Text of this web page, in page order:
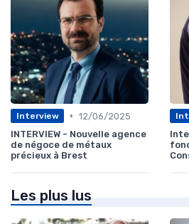
Interview • 12/06/2025
INTERVIEW - Nouvelle agence
de négoce de métaux
précieux à Brest
Les plus lus